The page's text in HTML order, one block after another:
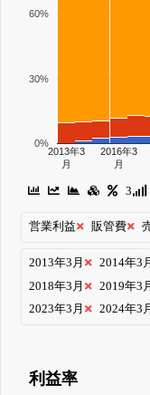
2013年3
月
2016年3
月
0%
30%
60%
3
営業利益 販管費
2013年3月 2014年3
2018年3月
2019年3
2023年3月
2024年3
利益率